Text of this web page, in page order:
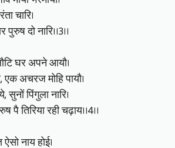
चारि।
दो नारि।।3।।
घर अपने आयौ।
एक अचरज मोहि पायौ।
पिंगुला नारि।
पै तिरिया रही चढ़ाय।।4।।
नाय होई।